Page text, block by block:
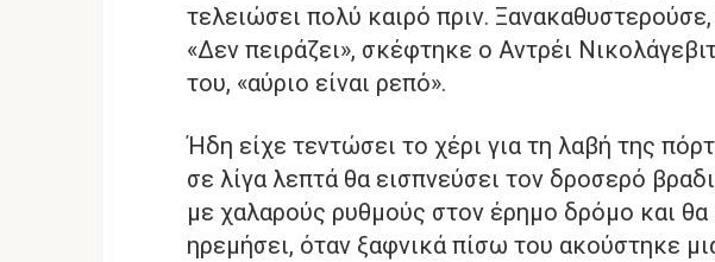
τελειώσει πολύ καιρό πριν.
«Δεν πειράζει», σκέφτηκε ο Αντρέι
του, «αύριο είναι ρεπό».
Ήδη είχε τεντώσει το χέρι για τη λαβή της
σε λίγα λεπτά θα εισπνεύσει τον δροσερό
με χαλαρούς ρυθμούς στον έρημο δρόμο και
ηρεμήσει, όταν ξαφνικά πίσω του ακούστηκε